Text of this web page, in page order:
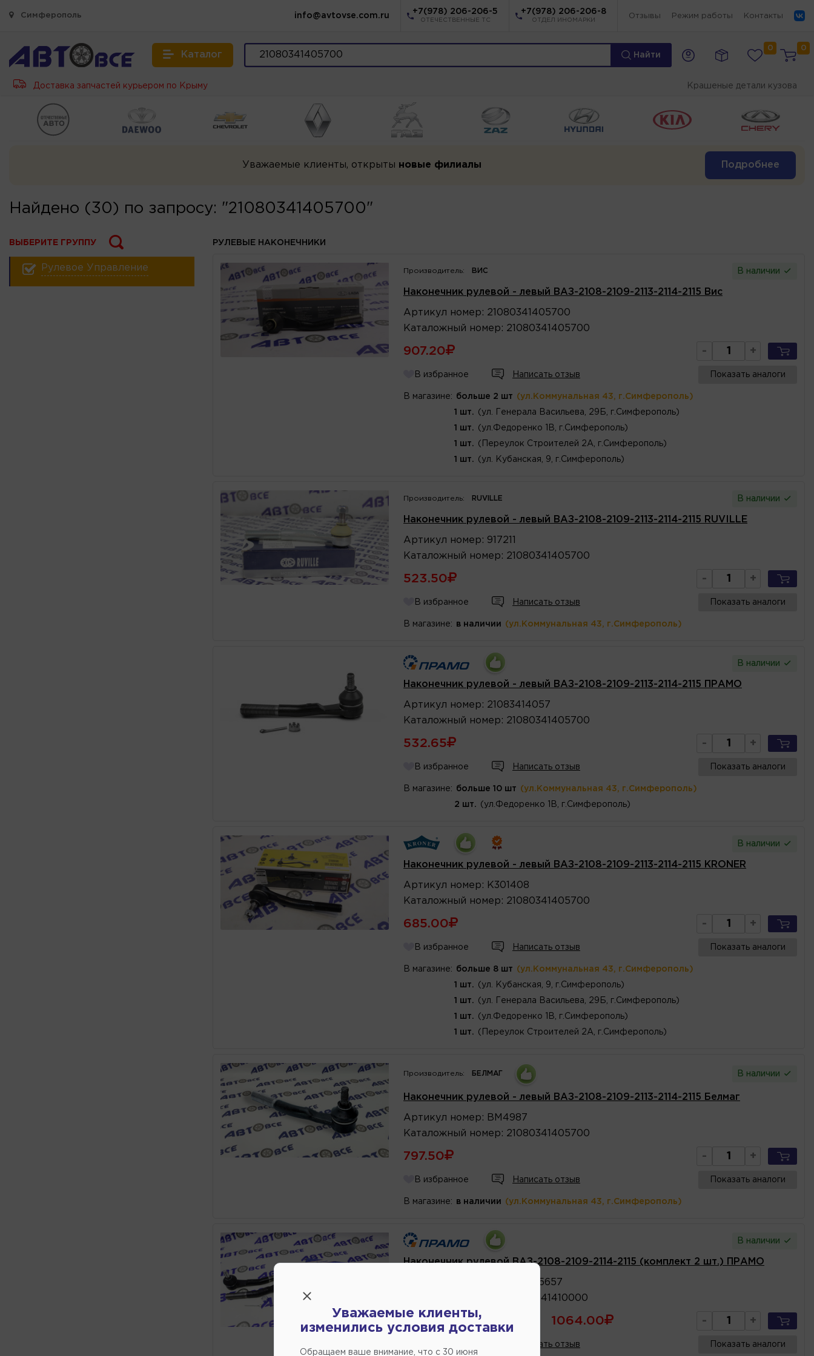
Симферополь info@avtovse.com.ru
+7(978) 206-206-5
ОТЕЧЕСТВЕННЫЕ ТС
+7(978) 206-206-8
ОТДЕЛ ИНОМАРКИ
Отзывы Режим работы Контакты
Каталог Найти
0 0
Доставка запчастей курьером по Крыму Крашеные детали кузова
Уважаемые клиенты, открыты новые филиалы Подробнее
Найдено (30) по запросу: "21080341405700"
ВЫБЕРИТЕ ГРУППУ
Рулевое Управление
РУЛЕВЫЕ НАКОНЕЧНИКИ
Производитель: ВИС В наличии
Наконечник рулевой - левый ВАЗ-2108-2109-2113-2114-2115 Вис
Артикул номер : 21080341405700
Каталожный номер : 21080341405700
907.20 - +
В избранное Написать отзыв Показать аналоги
В магазине: больше 2 шт (ул.Коммунальная 43, г.Симферополь)
1 шт. (ул. Генерала Васильева, 29Б, г.Симферополь)
1 шт. (ул.Федоренко 1В, г.Симферополь)
1 шт. (Переулок Строителей 2А, г.Симферополь)
1 шт. (ул. Кубанская, 9, г.Симферополь)
Производитель: RUVILLE В наличии
Наконечник рулевой - левый ВАЗ-2108-2109-2113-2114-2115 RUVILLE
Артикул номер : 917211
Каталожный номер : 21080341405700
523.50 - +
В избранное Написать отзыв Показать аналоги
В магазине: в наличии (ул.Коммунальная 43, г.Симферополь)
В наличии
Наконечник рулевой - левый ВАЗ-2108-2109-2113-2114-2115 ПРАМО
Артикул номер : 21083414057
Каталожный номер : 21080341405700
532.65 - +
В избранное Написать отзыв Показать аналоги
В магазине: больше 10 шт (ул.Коммунальная 43, г.Симферополь)
2 шт. (ул.Федоренко 1В, г.Симферополь)
В наличии
Наконечник рулевой - левый ВАЗ-2108-2109-2113-2114-2115 KRONER
Артикул номер : K301408
Каталожный номер : 21080341405700
685.00 - +
В избранное Написать отзыв Показать аналоги
В магазине: больше 8 шт (ул.Коммунальная 43, г.Симферополь)
1 шт. (ул. Кубанская, 9, г.Симферополь)
1 шт. (ул. Генерала Васильева, 29Б, г.Симферополь)
1 шт. (ул.Федоренко 1В, г.Симферополь)
1 шт. (Переулок Строителей 2А, г.Симферополь)
Производитель: БЕЛМАГ В наличии
Наконечник рулевой - левый ВАЗ-2108-2109-2113-2114-2115 Белмаг
Артикул номер : BM4987
Каталожный номер : 21080341405700
797.50 - +
В избранное Написать отзыв Показать аналоги
В магазине: в наличии (ул.Коммунальная 43, г.Симферополь)
В наличии
Наконечник рулевой ВАЗ-2108-2109-2114-2115 (комплект 2 шт.) ПРАМО
2108341405657
21080341410000
цена за 2 шт 1064.00 - +
Написать отзыв Показать аналоги
Уважаемые клиенты,
изменились условия доставки
Обращаем ваше внимание, что c 30 июня